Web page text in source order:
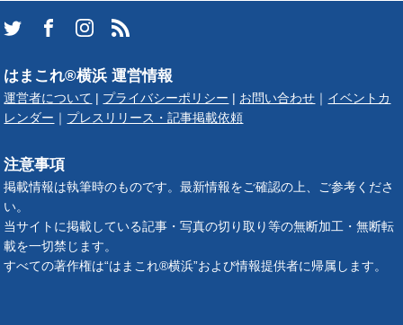
はまこれ®横浜 運営情報
運営者について プライバシーポリシー お問い合わせ
イベントカ
レンダー
プレスリリース・記事掲載依頼
注意事項
掲載情報は執筆時のものです。最新情報をご確認の上、ご参考くださ
い。
当サイトに掲載している記事・写真の切り取り等の無断加工・無断転
載を一切禁じます。
すべての著作権は“はまこれ®横浜”および情報提供者に帰属します。